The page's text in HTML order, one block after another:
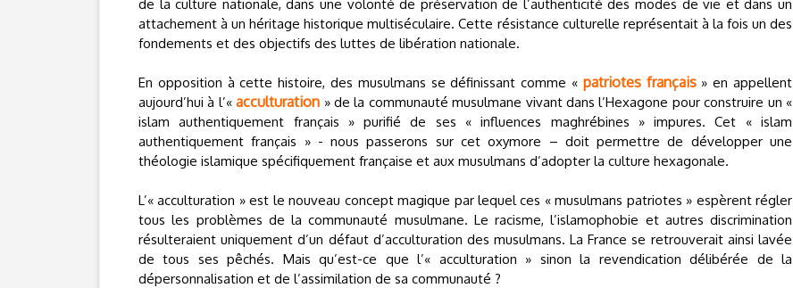
de la culture nationale, dans une volonté de préservation de l’authenticité des modes de vie et dans un
attachement à un héritage historique multiséculaire. Cette résistance culturelle représentait à la fois un des
fondements et des objectifs des luttes de libération nationale.
En opposition à cette histoire, des musulmans se définissant comme « patriotes français» en appellent
aujourd’hui à l’«acculturation » de la communauté musulmane vivant dans l’Hexagone pour construire un «
islam authentiquement français » purifié de ses « influences maghrébines » impures. Cet « islam
authentiquement français » - nous passerons sur cet oxymore – doit permettre de développer une
théologie islamique spécifiquement française et aux musulmans d’adopter la culture hexagonale.
L’« acculturation » est le nouveau concept magique par lequel ces « musulmans patriotes » espèrent régler
tous les problèmes de la communauté musulmane. Le racisme, l’islamophobie et autres discrimination
résulteraient uniquement d’un défaut d’acculturation des musulmans. La France se retrouverait ainsi lavée
de tous ses pêchés. Mais qu’est-ce que l’« acculturation » sinon la revendication délibérée de la
dépersonnalisation et de l’assimilation de sa communauté ?